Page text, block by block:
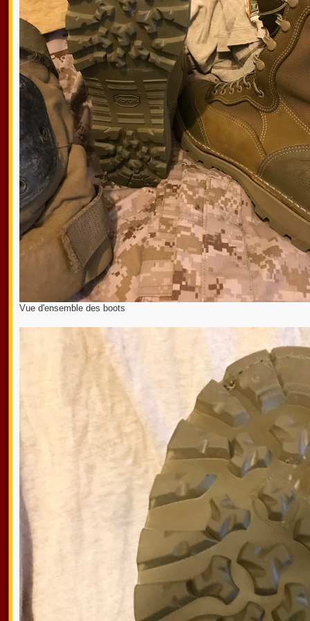
Vue d'ensemble des boots